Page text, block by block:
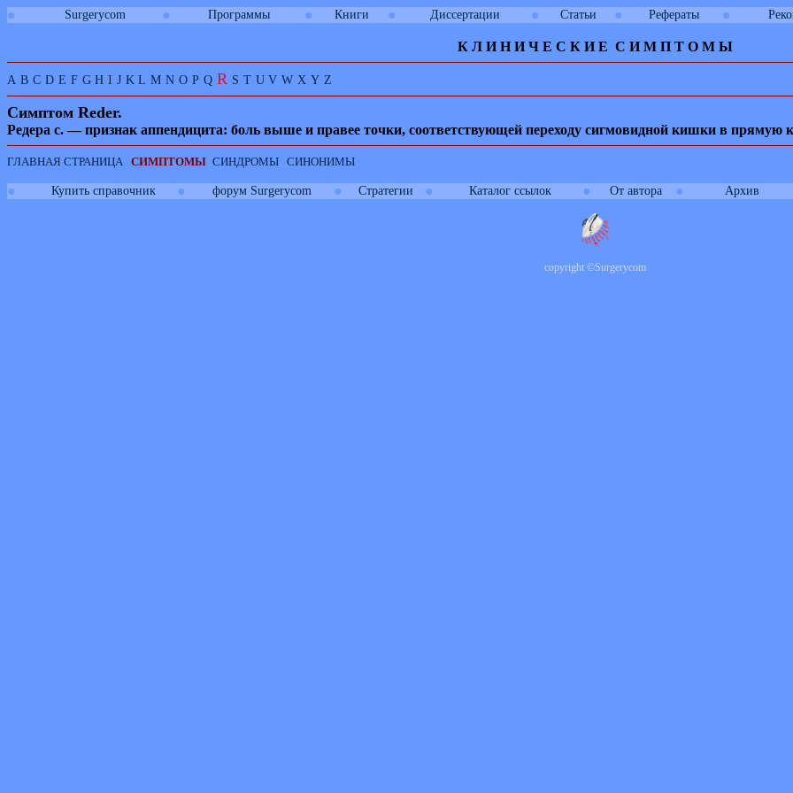
● Surgerycom ● Программы ● Книги ● Диссертации ● Статьи ● Рефераты ●
К Л И Н И Ч Е С К И Е С И М П Т О М Ы
A B C D E F G H I J K L M N O P Q R S T U V W X Y Z
Симптом Reder.
Редера с. — признак аппендицита: боль выше и правее точки, соответствующей переходу сигмовидной кишки в прямую
ГЛАВНАЯ СТРАНИЦА СИМПТОМЫ СИНДРОМЫ СИНОНИМЫ
● Купить справочник ● форум Surgerycom ● Стратегии ● Каталог ссылок ● От автора ● Архив
copyright ©Surgerycom